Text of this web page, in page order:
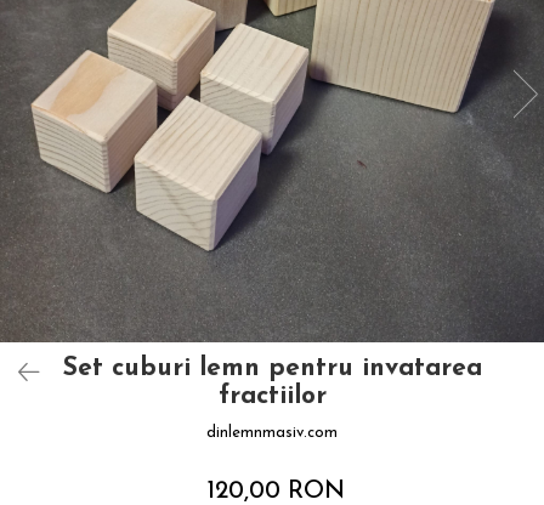
Set cuburi lemn pentru invatarea
fractiilor
dinlemnmasiv.com
120,00 RON